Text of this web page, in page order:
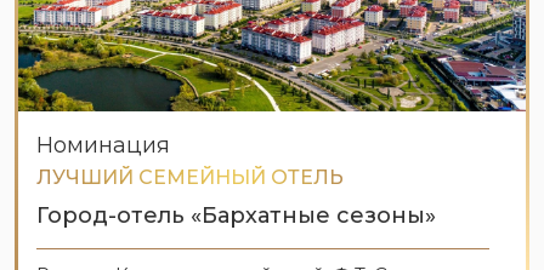
Номинация
ЛУЧШИЙ СЕМЕЙНЫЙ ОТЕЛЬ
Город-отель «Бархатные сезоны»